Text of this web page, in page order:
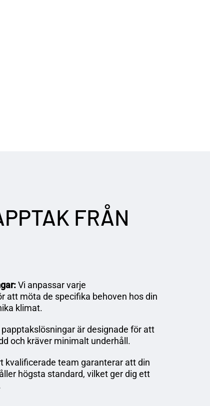
FRÅN
Vi anpassar varje
att möta de specifika behoven hos din
klimat.
papptakslösningar är designade för att
och kräver minimalt underhåll.
kvalificerade team garanterar att din
högsta standard, vilket ger dig ett